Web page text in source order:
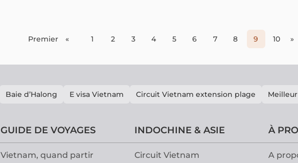
Premier « 1 2 3 4 5 6 7 8 9 10 »
Baie d’Halong E visa Vietnam Circuit Vietnam extension plage
GUIDE DE VOYAGES
Vietnam, quand partir
INDOCHINE & ASIE
Circuit Vietnam
À
A